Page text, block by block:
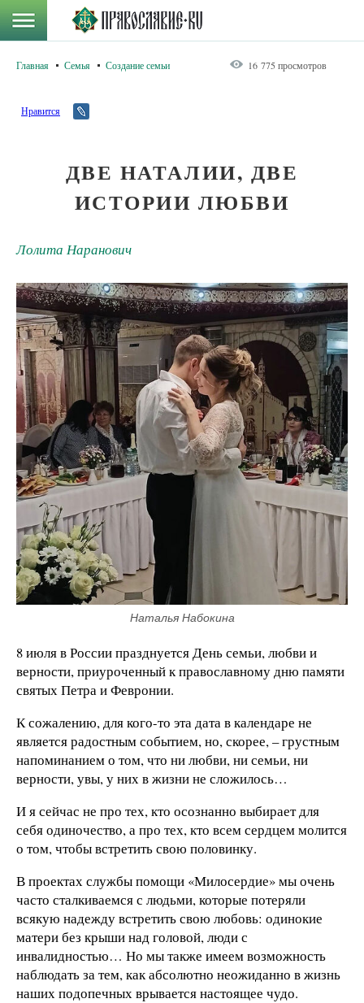
Главная Семья Создание семьи 16 775 просмотров
Нравится
ДВЕ НАТАЛИИ, ДВЕ
ИСТОРИИ ЛЮБВИ
Лолита Наранович
Наталья Набокина
8 июля в России празднуется День семьи, любви и
верности, приуроченный к православному дню памяти
святых Петра и Февронии.
К сожалению, для кого-то эта дата в календаре не
является радостным событием, но, скорее, – грустным
напоминанием о том, что ни любви, ни семьи, ни
верности, увы, у них в жизни не сложилось…
И я сейчас не про тех, кто осознанно выбирает для
себя одиночество, а про тех, кто всем сердцем молится
о том, чтобы встретить свою половинку.
В проектах службы помощи «Милосердие» мы очень
часто сталкиваемся с людьми, которые потеряли
всякую надежду встретить свою любовь: одинокие
матери без крыши над головой, люди с
инвалидностью… Но мы также имеем возможность
наблюдать за тем, как абсолютно неожиданно в жизнь
наших подопечных врывается настоящее чудо.